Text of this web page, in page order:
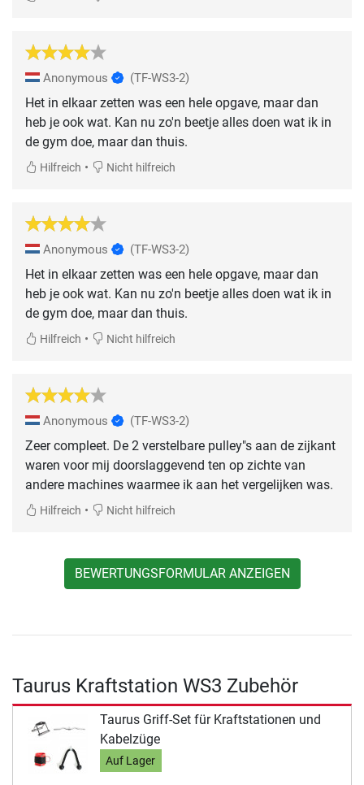
Anonymous (TF-WS3-2)
Het in elkaar zetten was een hele opgave, maar dan
heb je ook wat. Kan nu zo'n beetje alles doen wat ik in
de gym doe, maar dan thuis.
Hilfreich • Nicht hilfreich
Anonymous (TF-WS3-2)
Het in elkaar zetten was een hele opgave, maar dan
heb je ook wat. Kan nu zo'n beetje alles doen wat ik in
de gym doe, maar dan thuis.
Hilfreich • Nicht hilfreich
Anonymous (TF-WS3-2)
Zeer compleet. De 2 verstelbare pulley"s aan de zijkant
waren voor mij doorslaggevend ten op zichte van
andere machines waarmee ik aan het vergelijken was.
Hilfreich • Nicht hilfreich
BEWERTUNGSFORMULAR ANZEIGEN
Taurus Kraftstation WS3 Zubehör
Taurus Griff-Set für Kraftstationen und
Kabelzüge
Auf Lager